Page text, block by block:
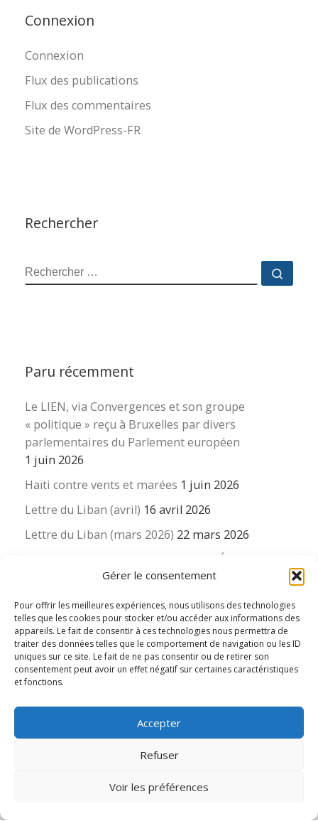
Gérer le consentement
Pour offrir les meilleures expériences, nous utilisons des technologies
telles que les cookies pour stocker et/ou accéder aux informations des
appareils. Le fait de consentir à ces technologies nous permettra de
traiter des données telles que le comportement de navigation ou les ID
uniques sur ce site. Le fait de ne pas consentir ou de retirer son
consentement peut avoir un effet négatif sur certaines caractéristiques
et fonctions.
Accepter
Refuser
Voir les préférences
Connexion
Connexion
Flux des publications
Flux des commentaires
Site de WordPress-FR
Rechercher
RECHERCHER
Paru récemment
Le LIEN, via Convergences et son groupe
« politique » reçu à Bruxelles par divers
parlementaires du Parlement européen
1 juin 2026
Haïti contre vents et marées 1 juin 2026
Lettre du Liban (avril) 16 avril 2026
Lettre du Liban (mars 2026) 22 mars 2026
La revue « Educateur » décapitée ? L’Éducation
nouvelle et ses liens avec la revue du Syndicat
16 mars 2026
© 2026
– Tous
droits réservés